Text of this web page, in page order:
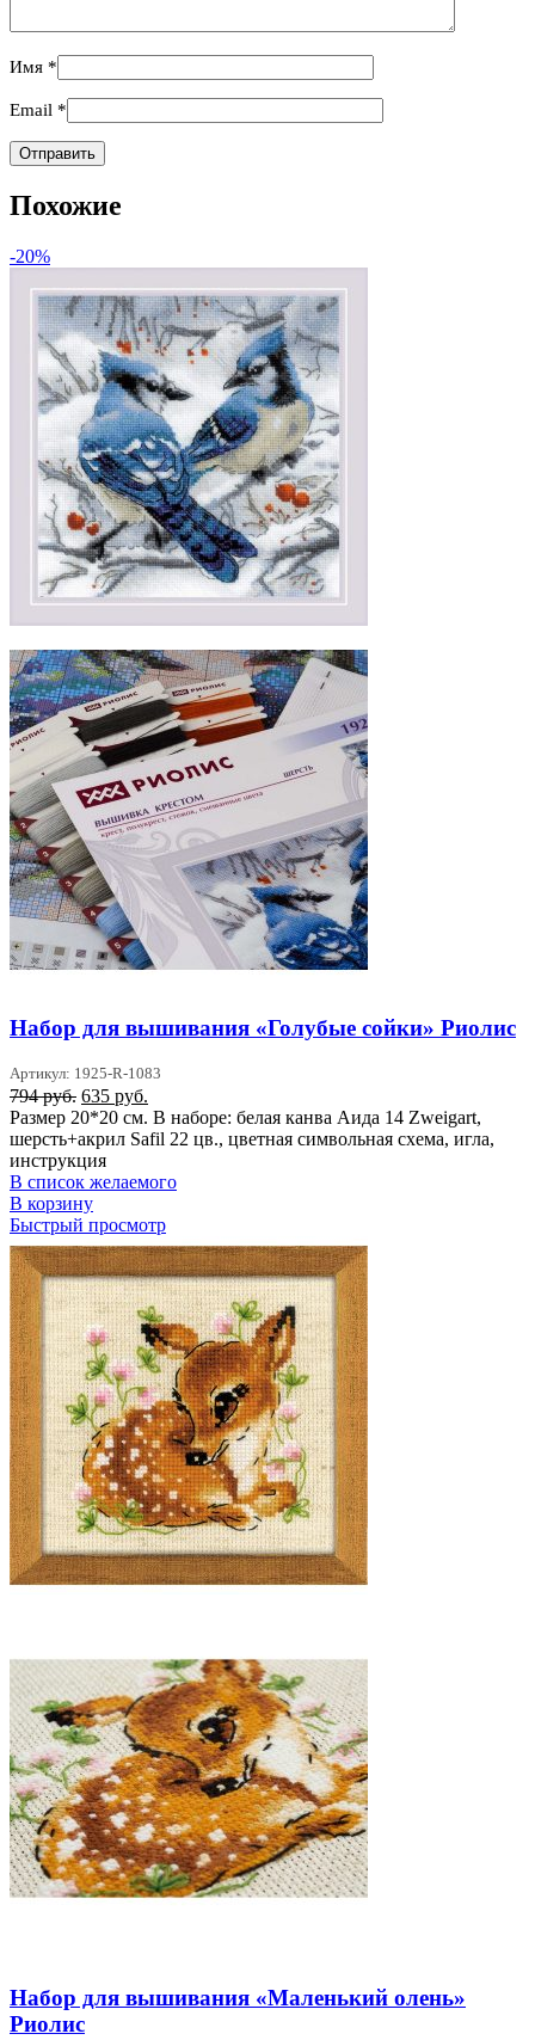
Имя *
Email *
Похожие
-20%
Набор для вышивания «Голубые сойки» Риолис
Артикул: 1925-R-1083
794руб. Первоначальная
цена
составляла
794 руб..
635 руб.
цена:
635 руб..
Размер 20*20 см. В наборе: белая канва Аида 14 Zweigart,
шерсть+акрил Safil 22 цв., цветная символьная схема, игла,
инструкция
В список желаемого
В корзину
Быстрый просмотр
Набор для вышивания «Маленький олень»
Риолис